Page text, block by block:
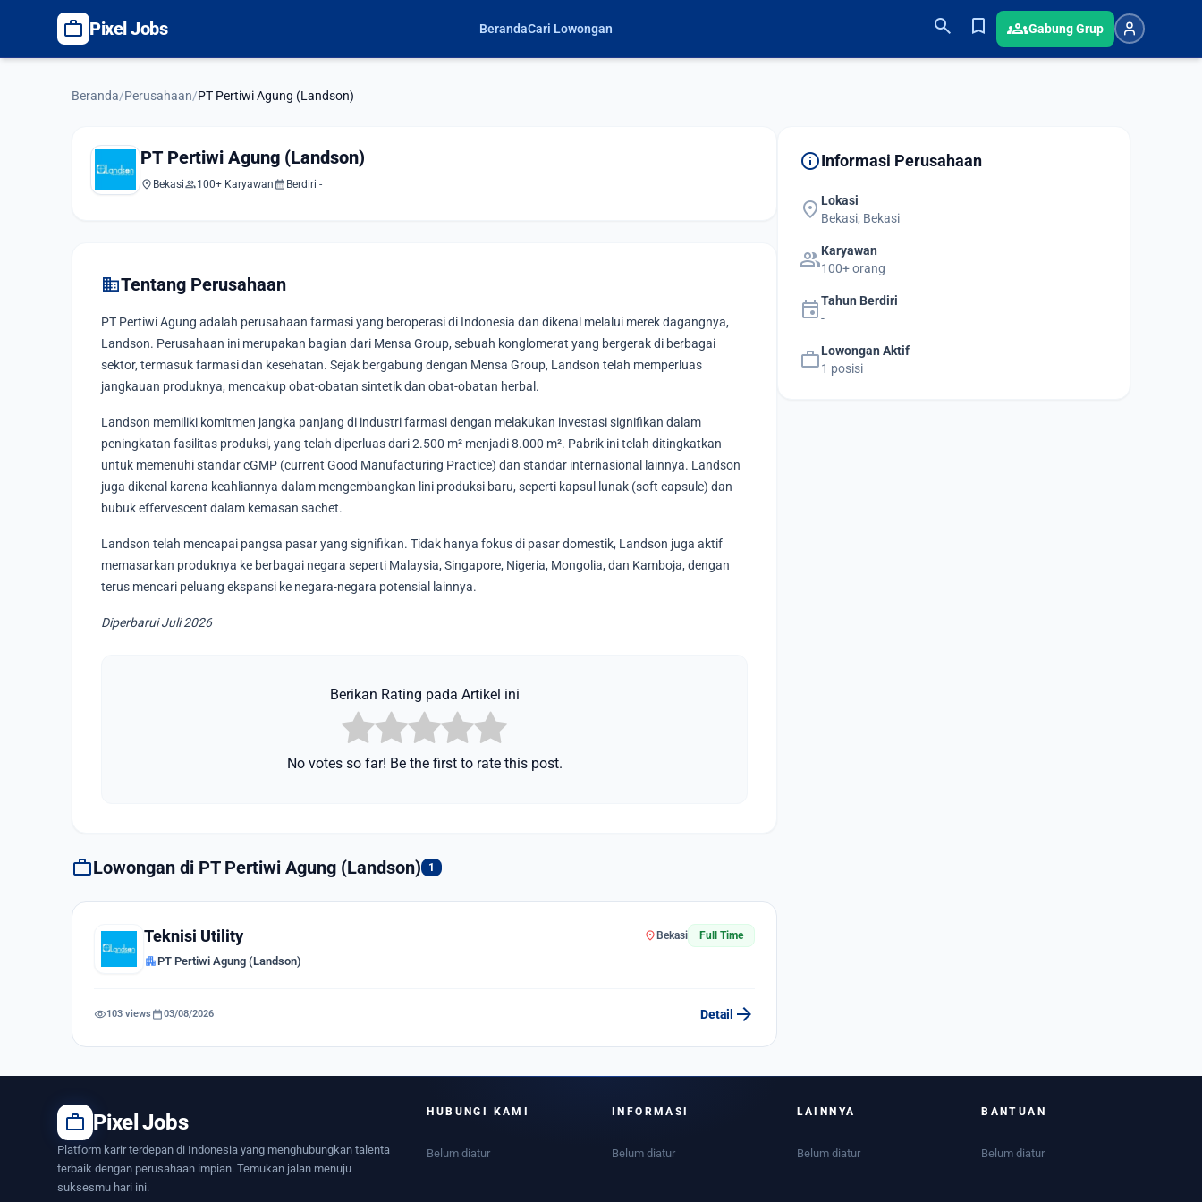
work Pixel Jobs BerandaCari Lowongan search bookmark groupsGabung Grup
Beranda/Perusahaan/PT Pertiwi Agung (Landson)
PT Pertiwi Agung (Landson)
location_on Bekasigroup100+ Karyawan calendar_month Berdiri -
domainTentang Perusahaan
PT Pertiwi Agung adalah perusahaan farmasi yang beroperasi di Indonesia dan dikenal melalui merek dagangnya,
Landson. Perusahaan ini merupakan bagian dari Mensa Group, sebuah konglomerat yang bergerak di berbagai
sektor, termasuk farmasi dan kesehatan. Sejak bergabung dengan Mensa Group, Landson telah memperluas
jangkauan produknya, mencakup obat-obatan sintetik dan obat-obatan herbal.
Landson memiliki komitmen jangka panjang di industri farmasi dengan melakukan investasi signifikan dalam
peningkatan fasilitas produksi, yang telah diperluas dari 2.500 m² menjadi 8.000 m². Pabrik ini telah ditingkatkan
untuk memenuhi standar cGMP (current Good Manufacturing Practice) dan standar internasional lainnya. Landson
juga dikenal karena keahliannya dalam mengembangkan lini produksi baru, seperti kapsul lunak (soft capsule) dan
bubuk effervescent dalam kemasan sachet.
Landson telah mencapai pangsa pasar yang signifikan. Tidak hanya fokus di pasar domestik, Landson juga aktif
memasarkan produknya ke berbagai negara seperti Malaysia, Singapore, Nigeria, Mongolia, dan Kamboja, dengan
terus mencari peluang ekspansi ke negara-negara potensial lainnya.
Diperbarui Juli 2026
Berikan Rating pada Artikel ini
No votes so far! Be the first to rate this post.
workLowongan di PT Pertiwi Agung (Landson) 1
Teknisi Utility
apartmentPT Pertiwi Agung (Landson)
location_onBekasi Full Time
visibility103 views calendar_today03/08/2026 Detail arrow_forward
infoInformasi Perusahaan
location_on Lokasi
Bekasi, Bekasi
groupKaryawan
100+ orang
event Tahun Berdiri
-
workLowongan Aktif
1 posisi
work Pixel Jobs
Platform karir terdepan di Indonesia yang menghubungkan talenta
terbaik dengan perusahaan impian. Temukan jalan menuju
suksesmu hari ini.
HUBUNGI KAMI
Belum diatur
INFORMASI
Belum diatur
LAINNYA
Belum diatur
BANTUAN
Belum diatur